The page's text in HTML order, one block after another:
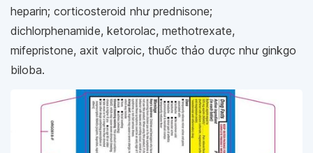
heparin; corticosteroid như prednisone;
dichlorphenamide, ketorolac, methotrexate,
mifepristone, axit valproic, thuốc thảo dược như ginkgo
biloba.